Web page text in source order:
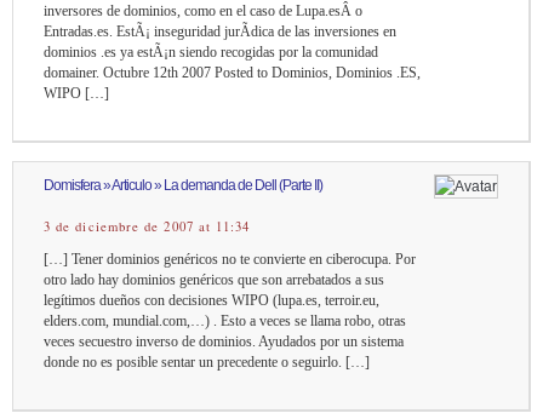
inversores de dominios, como en el caso de Lupa.esÂ o
Entradas.es. EstÃ¡ inseguridad jurÃ­dica de las inversiones en
dominios .es ya estÃ¡n siendo recogidas por la comunidad
domainer. Octubre 12th 2007 Posted to Dominios, Dominios .ES,
WIPO […]
Domisfera » Articulo » La demanda de Dell (Parte II)
3 de diciembre de 2007 at 11:34
[…] Tener dominios genéricos no te convierte en ciberocupa. Por
otro lado hay dominios genéricos que son arrebatados a sus
legítimos dueños con decisiones WIPO (lupa.es, terroir.eu,
elders.com, mundial.com,…) . Esto a veces se llama robo, otras
veces secuestro inverso de dominios. Ayudados por un sistema
donde no es posible sentar un precedente o seguirlo. […]